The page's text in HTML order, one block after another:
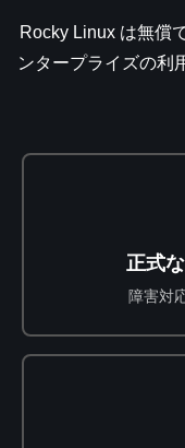
Rocky Linux は無償
ンタープライズの利
正式
障害対